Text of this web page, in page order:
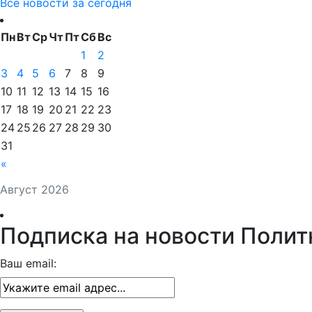
Август 2026
ПнВтСрЧтПтСбВс
«
1
2
3
4 5 6 7 8
9
10 11 12 13 14 15 16
17 18 19 20 21 22 23
24 25 26 27 28 29 30
31
Подписка на новости
Ваш email: